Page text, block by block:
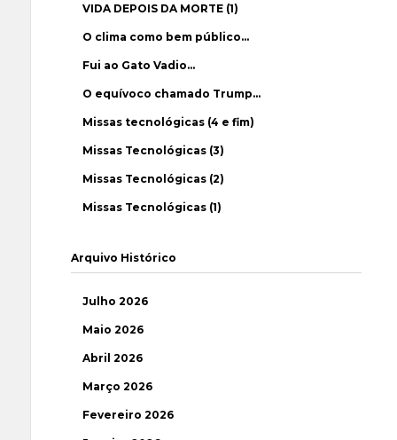
VIDA DEPOIS DA MORTE (1)
O clima como bem público…
Fui ao Gato Vadio…
O equívoco chamado Trump…
Missas tecnológicas (4 e fim)
Missas Tecnológicas (3)
Missas Tecnológicas (2)
Missas Tecnológicas (1)
Arquivo Histórico
Julho 2026
Maio 2026
Abril 2026
Março 2026
Fevereiro 2026